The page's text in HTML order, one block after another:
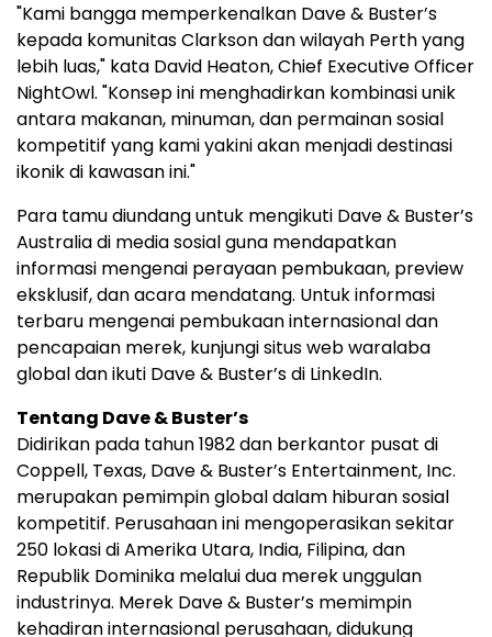
"Kami bangga memperkenalkan Dave & Buster’s
kepada komunitas Clarkson dan wilayah Perth yang
lebih luas," kata David Heaton, Chief Executive Officer
NightOwl. "Konsep ini menghadirkan kombinasi unik
antara makanan, minuman, dan permainan sosial
kompetitif yang kami yakini akan menjadi destinasi
ikonik di kawasan ini."
Para tamu diundang untuk mengikuti Dave & Buster’s
Australia di media sosial guna mendapatkan
informasi mengenai perayaan pembukaan, preview
eksklusif, dan acara mendatang. Untuk informasi
terbaru mengenai pembukaan internasional dan
pencapaian merek, kunjungi situs web waralaba
global dan ikuti Dave & Buster’s di LinkedIn.
Tentang Dave & Buster’s
Didirikan pada tahun 1982 dan berkantor pusat di
Coppell, Texas, Dave & Buster’s Entertainment, Inc.
merupakan pemimpin global dalam hiburan sosial
kompetitif. Perusahaan ini mengoperasikan sekitar
250 lokasi di Amerika Utara, India, Filipina, dan
Republik Dominika melalui dua merek unggulan
industrinya. Merek Dave & Buster’s memimpin
kehadiran internasional perusahaan, didukung